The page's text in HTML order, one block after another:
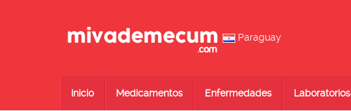
Paraguay
Inicio Medicamentos Enfermedades Laboratorios